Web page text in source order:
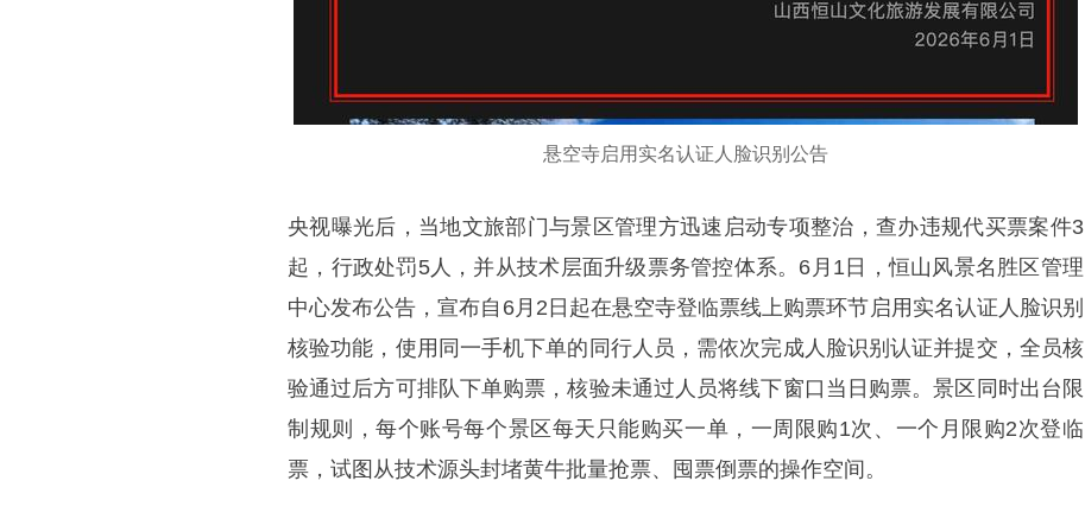
悬空寺启用实名认证人脸识别公告
央视曝光后，当地文旅部门与景区管理方迅速启动专项整治，查办违规代买票案件3
起，行政处罚5人，并从技术层面升级票务管控体系。6月1日，恒山风景名胜区管理
中心发布公告，宣布自6月2日起在悬空寺登临票线上购票环节启用实名认证人脸识别
核验功能，使用同一手机下单的同行人员，需依次完成人脸识别认证并提交，全员核
验通过后方可排队下单购票，核验未通过人员将线下窗口当日购票。景区同时出台限
制规则，每个账号每个景区每天只能购买一单，一周限购1次、一个月限购2次登临
票，试图从技术源头封堵黄牛批量抢票、囤票倒票的操作空间。